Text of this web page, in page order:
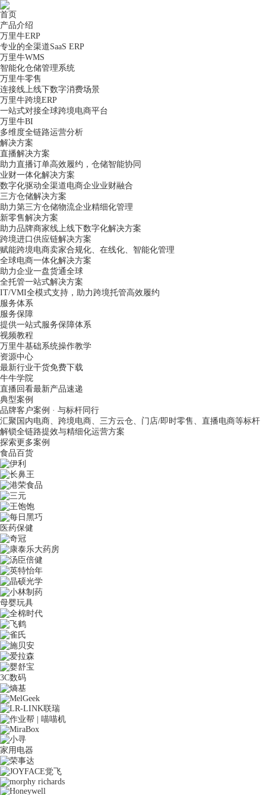
首页
产品介绍
万里牛ERP
专业的全渠道SaaS ERP
万里牛WMS
智能化仓储管理系统
万里牛零售
连接线上线下数字消费场景
万里牛跨境ERP
一站式对接全球跨境电商平台
万里牛BI
多维度全链路运营分析
解决方案
直播解决方案
助力直播订单高效履约，仓储智能协同
业财一体化解决方案
数字化驱动全渠道电商企业业财融合
三方仓储解决方案
助力第三方仓储物流企业精细化管理
新零售解决方案
助力品牌商家线上线下数字化解决方案
跨境进口供应链解决方案
赋能跨境电商卖家合规化、在线化、智能化管理
全球电商一体化解决方案
助力企业一盘货通全球
全托管一站式解决方案
IT/VMI全模式支持，助力跨境托管高效履约
服务体系
服务保障
提供一站式服务保障体系
视频教程
万里牛基础系统操作教学
资源中心
最新行业干货免费下载
牛牛学院
直播回看最新产品速递
典型案例
品牌客户案例 · 与标杆同行
汇聚国内电商、跨境电商、三方云仓、门店/即时零售、直播电商等标杆
解锁全链路提效与精细化运营方案
探索更多案例
食品百货
医药保健
母婴玩具
3C数码
家用电器